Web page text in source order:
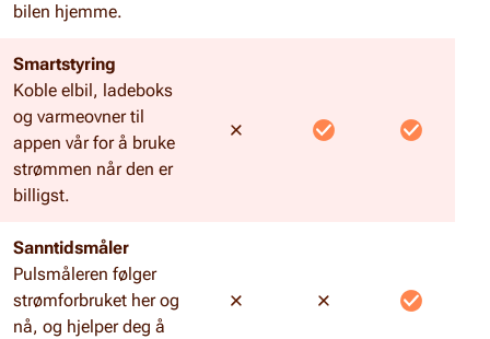
bilen hjemme.
Smartstyring
Koble elbil, ladeboks
og varmeovner til
appen vår for å bruke
strømmen når den er
billigst.
Sanntidsmåler
Pulsmåleren følger
strømforbruket her og
nå, og hjelper deg å